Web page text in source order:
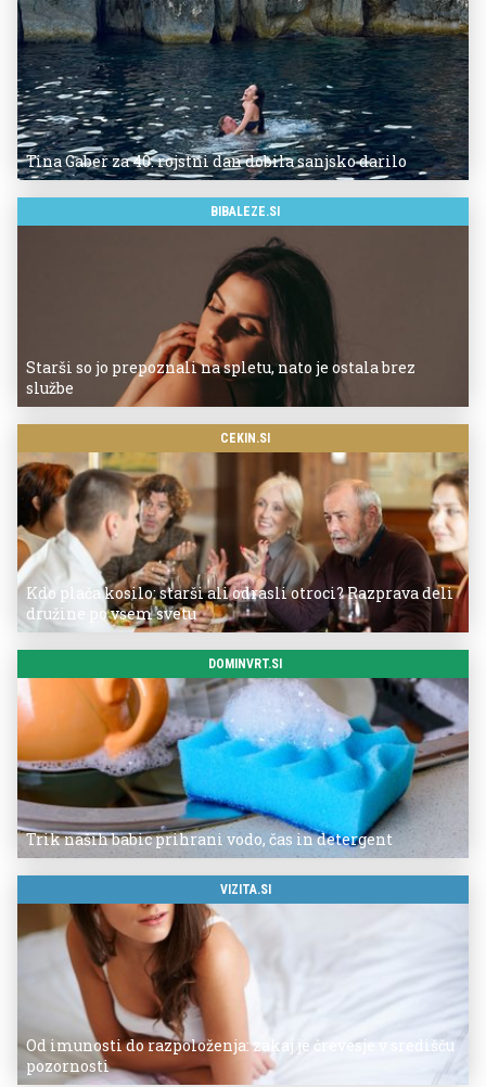
Tina Gaber za 40. rojstni dan dobila sanjsko darilo
BIBALEZE.SI
Starši so jo prepoznali na spletu, nato je ostala brez
službe
CEKIN.SI
Kdo plača kosilo: starši ali odrasli otroci? Razprava deli
družine po vsem svetu
DOMINVRT.SI
Trik naših babic prihrani vodo, čas in detergent
VIZITA.SI
Od imunosti do razpoloženja: zakaj je črevesje v središču
pozornosti